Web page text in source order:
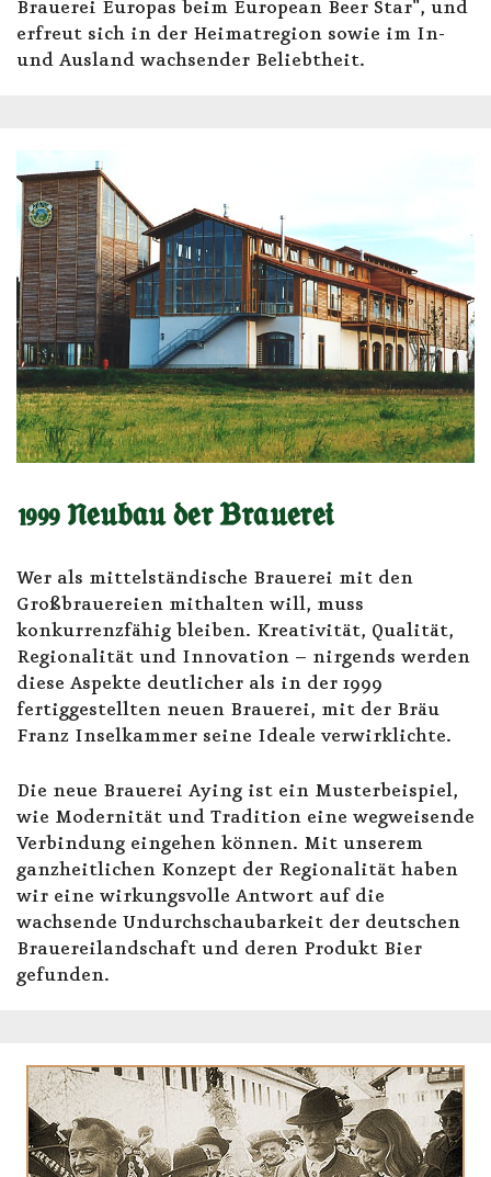
Brauerei Europas beim European Beer Star", und
erfreut sich in der Heimatregion sowie im In-
und Ausland wachsender Beliebtheit.
1999 Neubau der Brauerei
Wer als mittelständische Brauerei mit den
Großbrauereien mithalten will, muss
konkurrenzfähig bleiben. Kreativität, Qualität,
Regionalität und Innovation – nirgends werden
diese Aspekte deutlicher als in der 1999
fertiggestellten neuen Brauerei, mit der Bräu
Franz Inselkammer seine Ideale verwirklichte.
Die neue Brauerei Aying ist ein Musterbeispiel,
wie Modernität und Tradition eine wegweisende
Verbindung eingehen können. Mit unserem
ganzheitlichen Konzept der Regionalität haben
wir eine wirkungsvolle Antwort auf die
wachsende Undurchschaubarkeit der deutschen
Brauereilandschaft und deren Produkt Bier
gefunden.